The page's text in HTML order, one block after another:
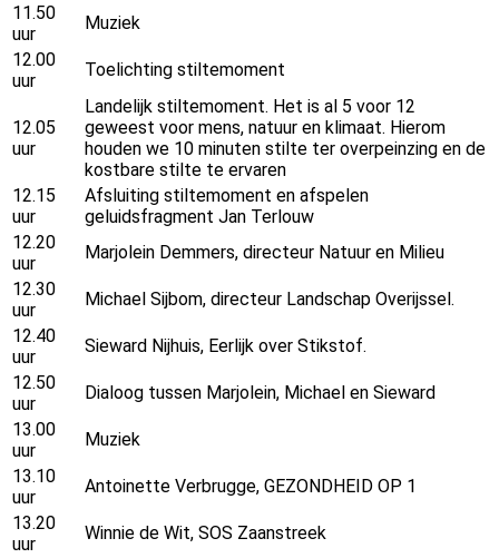
11.50
uur
Muziek
12.00
uur
Toelichting stiltemoment
12.05
uur
Landelijk stiltemoment. Het is al 5 voor 12
geweest voor mens, natuur en klimaat. Hierom
houden we 10 minuten stilte ter overpeinzing en de
kostbare stilte te ervaren
12.15
uur
Afsluiting stiltemoment en afspelen
geluidsfragment Jan Terlouw
12.20
uur
Marjolein Demmers, directeur Natuur en Milieu
12.30
uur
Michael Sijbom, directeur Landschap Overijssel.
12.40
uur
Sieward Nijhuis, Eerlijk over Stikstof.
12.50
uur
Dialoog tussen Marjolein, Michael en Sieward
13.00
uur
Muziek
13.10
uur
Antoinette Verbrugge, GEZONDHEID OP 1
13.20
uur
Winnie de Wit, SOS Zaanstreek